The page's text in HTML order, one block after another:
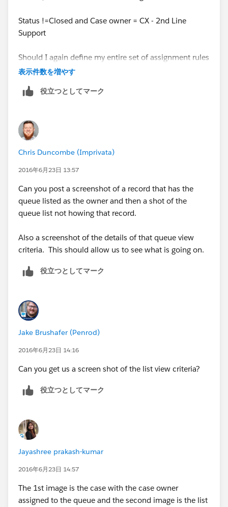
Status !=Closed and Case owner = CX - 2nd Line
Support
Should I again define my entire set of assignment rules
under list view?
表示件数を増やす
役立つとしてマーク
Chris Duncombe (Imprivata)
2016年6月23日 13:57
Can you post a screenshot of a record that has the
queue listed as the owner and then a shot of the
queue list not howing that record.
Also a screenshot of the details of that queue view
criteria. This should allow us to see what is going on.
役立つとしてマーク
Jake Brushafer (Penrod)
2016年6月23日 14:16
Can you get us a screen shot of the list view criteria?
役立つとしてマーク
Jayashree prakash-kumar
2016年6月23日 14:57
The 1st image is the case with the case owner
assigned to the queue and the second image is the list